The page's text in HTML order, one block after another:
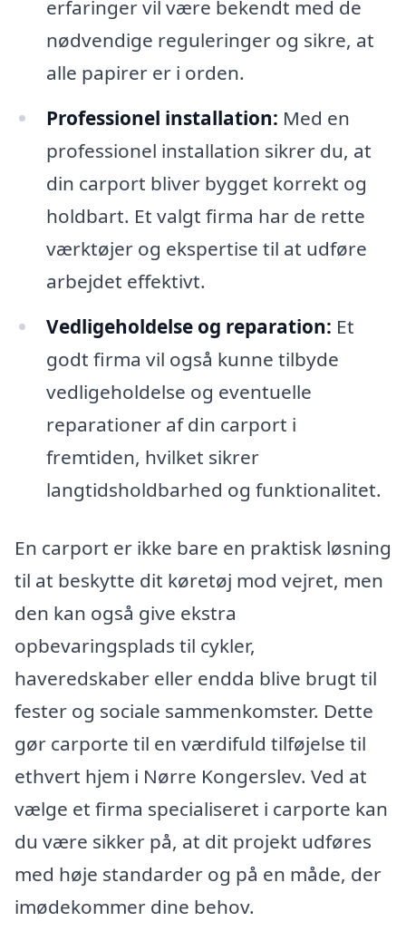
erfaringer vil være bekendt med de
nødvendige reguleringer og sikre, at
alle papirer er i orden.
Professionel installation: Med en
professionel installation sikrer du, at
din carport bliver bygget korrekt og
holdbart. Et valgt firma har de rette
værktøjer og ekspertise til at udføre
arbejdet effektivt.
Vedligeholdelse og reparation: Et
godt firma vil også kunne tilbyde
vedligeholdelse og eventuelle
reparationer af din carport i
fremtiden, hvilket sikrer
langtidsholdbarhed og funktionalitet.
En carport er ikke bare en praktisk løsning
til at beskytte dit køretøj mod vejret, men
den kan også give ekstra
opbevaringsplads til cykler,
haveredskaber eller endda blive brugt til
fester og sociale sammenkomster. Dette
gør carporte til en værdifuld tilføjelse til
ethvert hjem i Nørre Kongerslev. Ved at
vælge et firma specialiseret i carporte kan
du være sikker på, at dit projekt udføres
med høje standarder og på en måde, der
imødekommer dine behov.